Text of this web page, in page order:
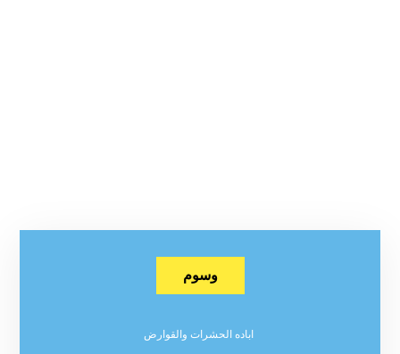
وسوم
اباده الحشرات والقوارض